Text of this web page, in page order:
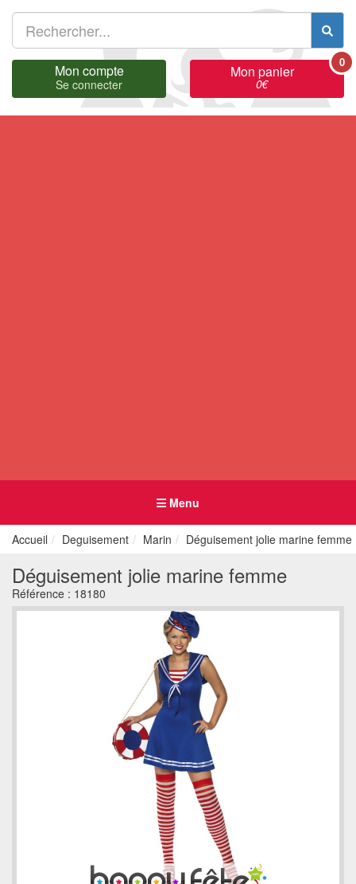
Mon compte
Se connecter
Mon panier
0€
0
Menu
Accueil Deguisement Marin Déguisement jolie marine femme
Déguisement jolie marine femme
Référence : 18180